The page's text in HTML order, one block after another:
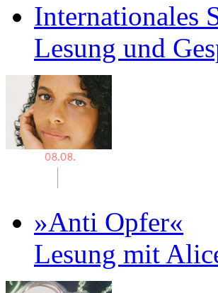
Internationales
Lesung und
»Anti Opfer«
Lesung mit